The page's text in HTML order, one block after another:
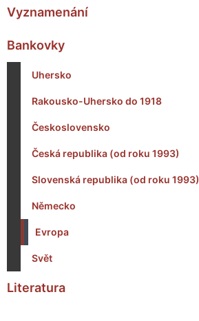
Vyznamenání
Bankovky
Uhersko
Rakousko-Uhersko do 1918
Československo
Česká republika (od roku 1993)
Slovenská republika (od roku 1993)
Německo
Evropa
Svět
Literatura